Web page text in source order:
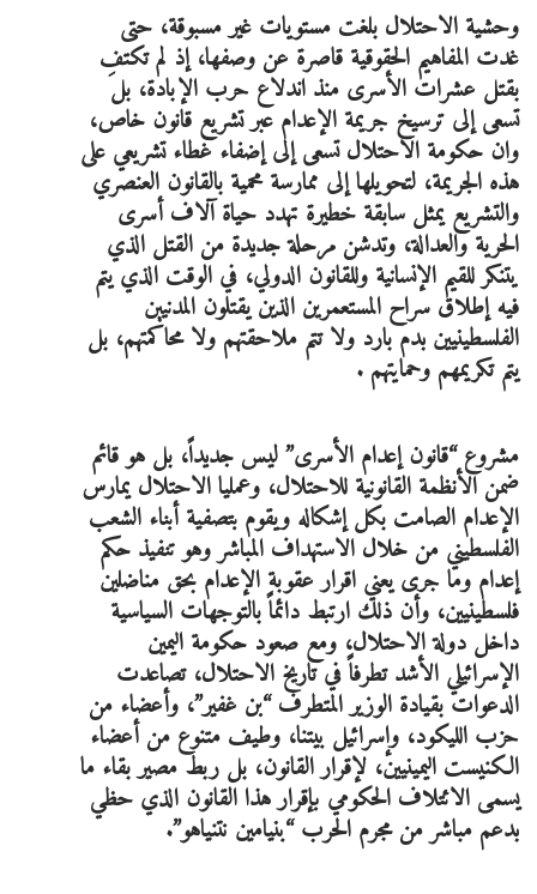
وحشية الاحتلال بلغت مستويات غير مسبوقة، حتى
غدت المفاهيم الحقوقية قاصرة عن وصفها، إذ لم تكتفِ
بقتل عشرات الأسرى منذ اندلاع حرب الإبادة، بل
تسعى إلى ترسيخ جريمة الإعدام عبر تشريع قانون خاص،
وان حكومة الاحتلال تسعى إلى إضفاء غطاء تشريعي على
هذه الجريمة، لتحويلها إلى ممارسة محمية بالقانون العنصري
والتشريع يمثل سابقة خطيرة تهدد حياة آلاف أسرى
الحرية والعدالة، وتدشن مرحلة جديدة من القتل الذي
يتنكر للقيم الإنسانية وللقانون الدولي، في الوقت الذي يتم
فيه إطلاق سراح المستعمرين الذين يقتلون المدنيين
الفلسطينيين بدم بارد ولا تتم ملاحقتهم ولا محاكمتهم، بل
يتم تكريمهم وحمايتهم .
مشروع “قانون إعدام الأسرى” ليس جديداً، بل هو قائم
ضمن الأنظمة القانونية للاحتلال، وعمليا الاحتلال يمارس
الإعدام الصامت بكل إشكاله ويقوم بتصفية أبناء الشعب
الفلسطيني من خلال الاستهداف المباشر وهو تنفيذ حكم
إعدام وما جرى يعني اقرار عقوبة الإعدام بحق مناضلين
فلسطينيين، وأن ذلك ارتبط دائماً بالتوجهات السياسية
داخل دولة الاحتلال، ومع صعود حكومة اليمين
الإسرائيلي الأشد تطرفاً في تاريخ الاحتلال، تصاعدت
الدعوات بقيادة الوزير المتطرف “بن غفير”، وأعضاء من
حزب الليكود، وإسرائيل بيتنا، وطيف متنوع من أعضاء
الكنيست اليمينيين، لإقرار القانون، بل ربط مصير بقاء ما
يسمى الائتلاف الحكومي بإقرار هذا القانون الذي حظي
بدعم مباشر من مجرم الحرب “بنيامين نتنياهو”.